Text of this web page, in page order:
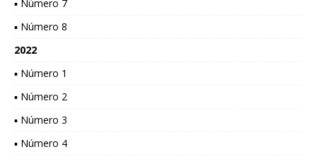
▪ Número 7
▪ Número 8
2022
▪ Número 1
▪ Número 2
▪ Número 3
▪ Número 4